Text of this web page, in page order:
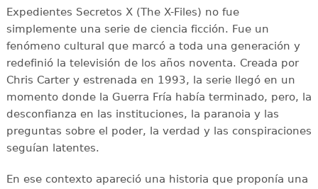
Expedientes Secretos X (The X-Files) no fue
simplemente una serie de ciencia ficción. Fue un
fenómeno cultural que marcó a toda una generación y
redefinió la televisión de los años noventa. Creada por
Chris Carter y estrenada en 1993, la serie llegó en un
momento donde la Guerra Fría había terminado, pero, la
desconfianza en las instituciones, la paranoia y las
preguntas sobre el poder, la verdad y las conspiraciones
seguían latentes.
En ese contexto apareció una historia que proponía una